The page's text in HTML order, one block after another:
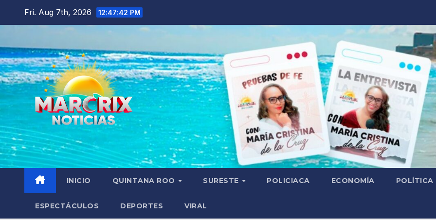
Fri. Aug 7th, 2026 12:47:43 PM
INICIO QUINTANA ROO SURESTE POLICIACA ECONOMÍA POLÍTICA
ESPECTÁCULOS DEPORTES VIRAL